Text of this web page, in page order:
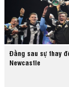
Đằng sau sự thay
Newcastle